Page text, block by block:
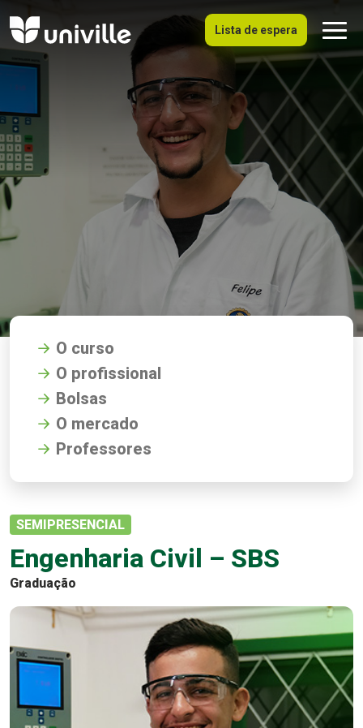
Lista de espera
O curso
O profissional
Bolsas
O mercado
Professores
SEMIPRESENCIAL
Engenharia Civil – SBS
Graduação